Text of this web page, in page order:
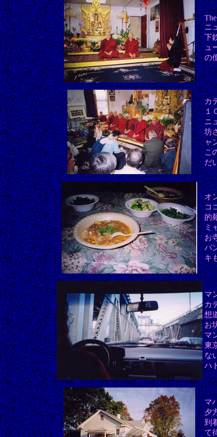
ニ
下
ュ
の
カ
１
ニ
坊
ャ
こ
だ
オ
コ
的
ミ
お
パ
キ
マ
カ
想
お
マ
東
な
ハ
マ
夕
到
て